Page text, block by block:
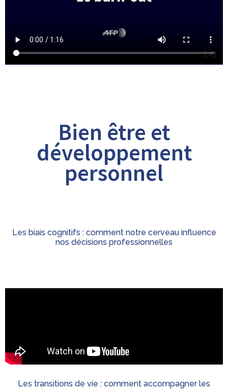
Bien être et
développement
personnel
Les biais cognitifs : comment notre cerveau influence
nos décisions professionnelles
Les transitions de vie : comment accompagner les